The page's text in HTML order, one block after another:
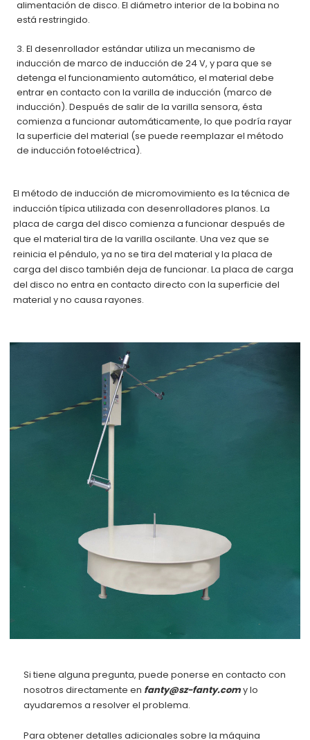
alimentación de disco. El diámetro interior de la bobina no
está restringido.
3. El desenrollador estándar utiliza un mecanismo de
inducción de marco de inducción de 24 V, y para que se
detenga el funcionamiento automático, el material debe
entrar en contacto con la varilla de inducción (marco de
inducción). Después de salir de la varilla sensora, ésta
comienza a funcionar automáticamente, lo que podría rayar
la superficie del material (se puede reemplazar el método
de inducción fotoeléctrica).
El método de inducción de micromovimiento es la técnica de
inducción típica utilizada con desenrolladores planos. La
placa de carga del disco comienza a funcionar después de
que el material tira de la varilla oscilante. Una vez que se
reinicia el péndulo, ya no se tira del material y la placa de
carga del disco también deja de funcionar. La placa de carga
del disco no entra en contacto directo con la superficie del
material y no causa rayones.
Si tiene alguna pregunta, puede ponerse en contacto con
nosotros directamente en fanty@sz-fanty.comy lo
ayudaremos a resolver el problema.
Para obtener detalles adicionales sobre la máquina